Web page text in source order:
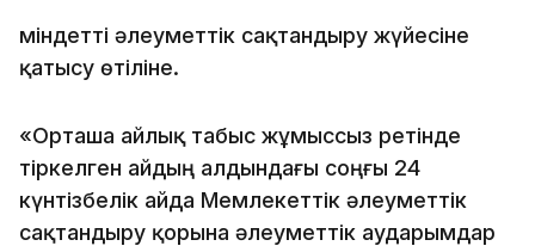
міндетті әлеуметтік сақтандыру жүйесіне
қатысу өтіліне.
«Орташа айлық табыс жұмыссыз ретінде
тіркелген айдың алдындағы соңғы 24
күнтізбелік айда Мемлекеттік әлеуметтік
сақтандыру қорына әлеуметтік аударымдар